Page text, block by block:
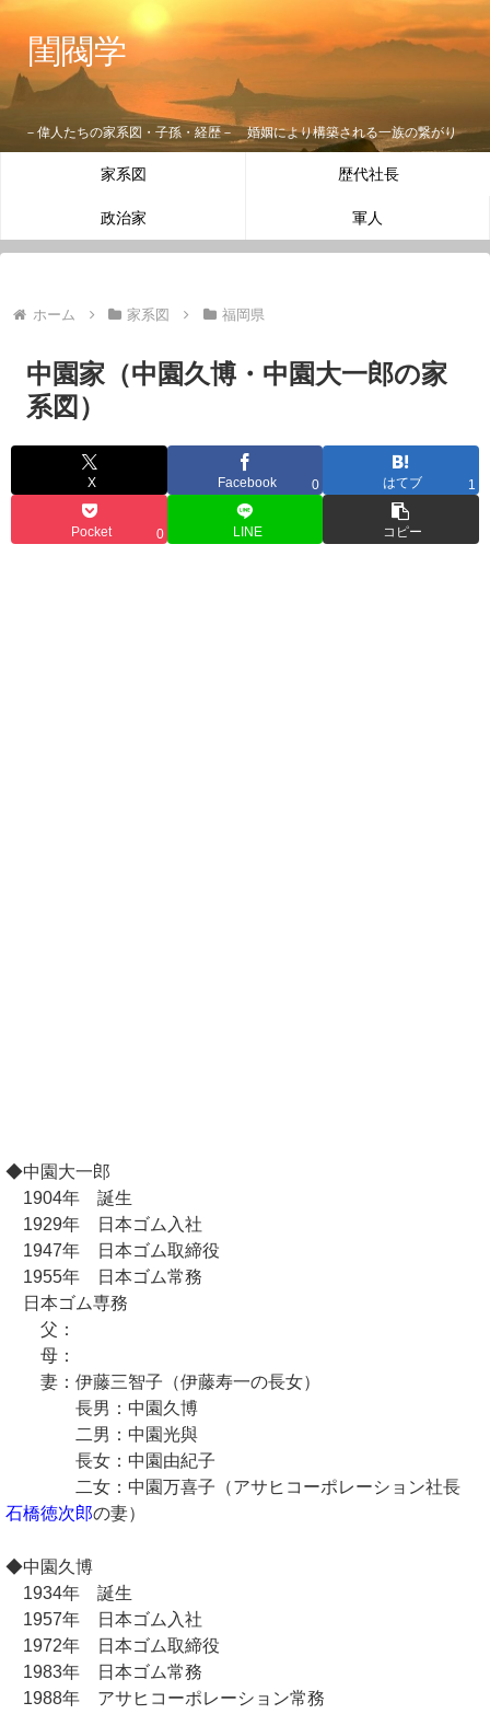
閨閥学
－偉人たちの家系図・子孫・経歴－ 婚姻により構築される一族の繋がり
家系図 歴代社長
政治家 軍人
ホーム 家系図 福岡県
中園家（中園久博・中園大一郎の家
系図）
X Facebook 0 はてブ 1
Pocket 0 LINE コピー
◆中園大一郎
1904年 誕生
1929年 日本ゴム入社
1947年 日本ゴム取締役
1955年 日本ゴム常務
日本ゴム専務
父：
母：
妻：伊藤三智子（伊藤寿一の長女）
長男：中園久博
二男：中園光與
長女：中園由紀子
二女：中園万喜子（アサヒコーポレーション社長
石橋徳次郎の妻）
◆中園久博
1934年 誕生
1957年 日本ゴム入社
1972年 日本ゴム取締役
1983年 日本ゴム常務
1988年 アサヒコーポレーション常務